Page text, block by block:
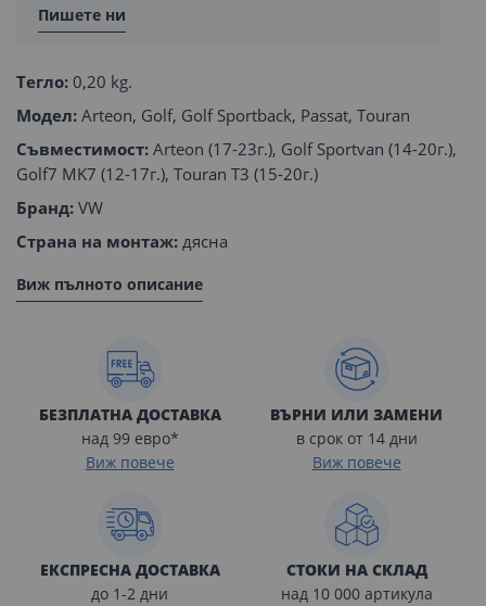
Пишете ни
Тегло: 0,20 kg.
Модел: Arteon, Golf, Golf Sportback, Passat, Touran
Съвместимост: Arteon (17-23г.), Golf Sportvan (14-20г.),
Golf7 MK7 (12-17г.), Touran T3 (15-20г.)
Бранд: VW
Страна на монтаж: дясна
Виж пълното описание
БЕЗПЛАТНА ДОСТАВКА
над 99 евро*
Виж повече
ВЪРНИ ИЛИ ЗАМЕНИ
в срок от 14 дни
Виж повече
ЕКСПРЕСНА ДОСТАВКА
до 1-2 дни
СТОКИ НА СКЛАД
над 10 000 артикула